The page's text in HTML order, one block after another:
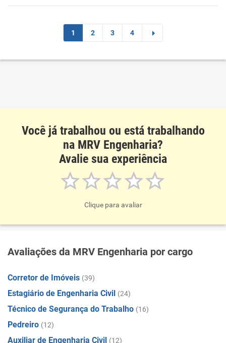
1 2 3 4
Você já trabalhou ou está trabalhando
na MRV Engenharia?
Avalie sua experiência
Clique para avaliar
Avaliações da MRV Engenharia por cargo
Corretor de Imóveis (39)
Estagiário de Engenharia Civil (24)
Técnico de Segurança do Trabalho (16)
Pedreiro (12)
Auxiliar de Engenharia Civil (12)